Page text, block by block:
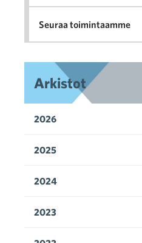
Seuraa toimintaamme
Arkistot
2026
2025
2024
2023